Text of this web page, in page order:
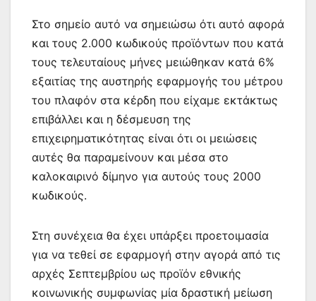
Στο σημείο αυτό να σημειώσω ότι αυτό αφορά
και τους 2.000 κωδικούς προϊόντων που κατά
τους τελευταίους μήνες μειώθηκαν κατά 6%
εξαιτίας της αυστηρής εφαρμογής του μέτρου
του πλαφόν στα κέρδη που είχαμε εκτάκτως
επιβάλλει και η δέσμευση της
επιχειρηματικότητας είναι ότι οι μειώσεις
αυτές θα παραμείνουν και μέσα στο
καλοκαιρινό δίμηνο για αυτούς τους 2000
κωδικούς.
Στη συνέχεια θα έχει υπάρξει προετοιμασία
για να τεθεί σε εφαρμογή στην αγορά από τις
αρχές Σεπτεμβρίου ως προϊόν εθνικής
κοινωνικής συμφωνίας μία δραστική μείωση